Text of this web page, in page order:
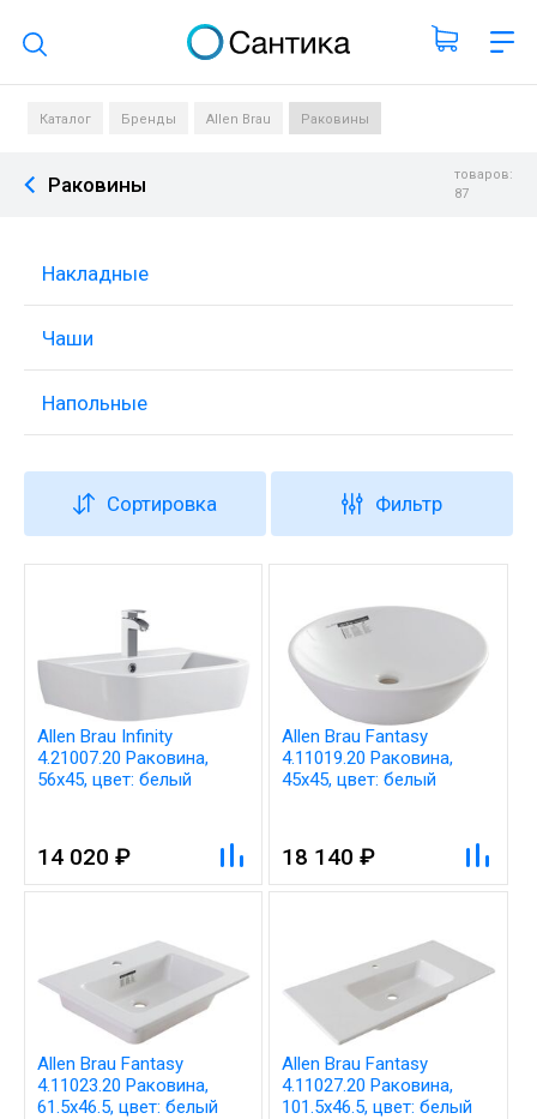
Поиск по каталогу
Каталог Бренды Allen Brau Раковины
Раковины
товаров:
87
Накладные
Чаши
Напольные
Сортировка Фильтр
Allen Brau Infinity
4.21007.20 Раковина,
56x45, цвет: белый
14 020 ₽
Allen Brau Fantasy
4.11019.20 Раковина,
45x45, цвет: белый
18 140 ₽
Allen Brau Fantasy
4.11023.20 Раковина,
61.5x46.5, цвет: белый
Allen Brau Fantasy
4.11027.20 Раковина,
101.5x46.5, цвет: белый